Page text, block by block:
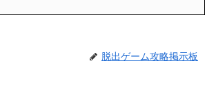
脱出ゲーム攻略掲示板